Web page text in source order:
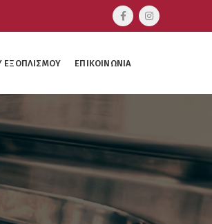
ΕΞΟΠΛΙΣΜΟΎ ΕΠΙΚΟΙΝΩΝΊΑ